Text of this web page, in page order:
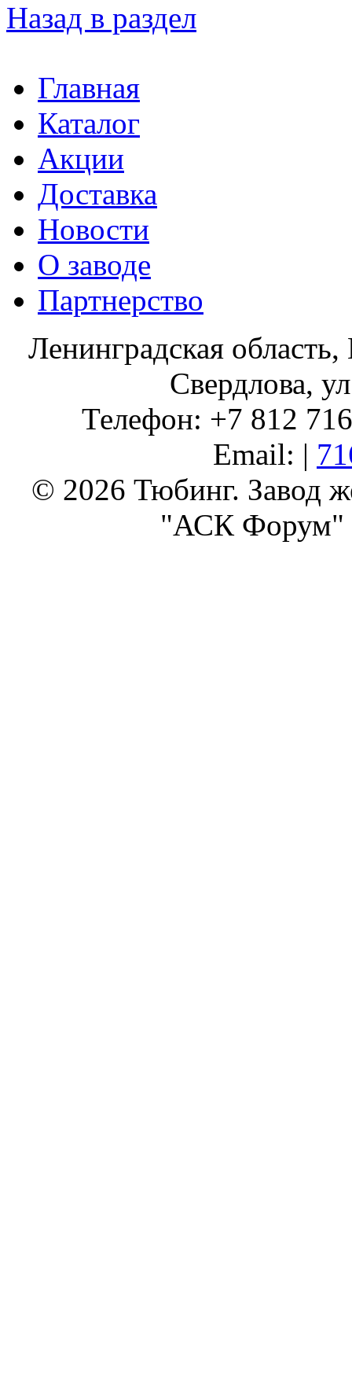
Назад в раздел
Главная
Каталог
Акции
Доставка
Новости
О заводе
Партнерство
Ленинградская
Свердлова,
Телефон: +7 812
Email: |
© 2026 Тюбинг. Завод
"АСК Форум"